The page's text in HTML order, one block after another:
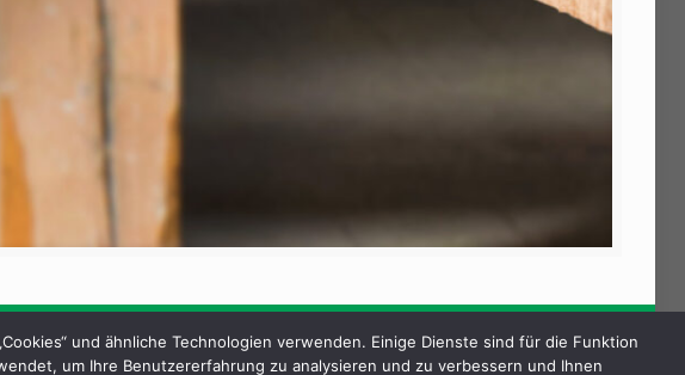
und ähnliche Technologien verwenden. Einige Dienste sind für die Funktion
um Ihre Benutzererfahrung zu analysieren und zu verbessern und Ihnen